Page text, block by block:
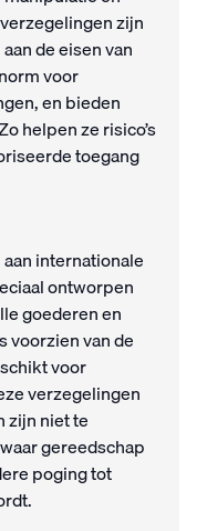
zijn
de eisen van
voor
en bieden
helpen ze risico’s
toegang
internationale
ontworpen
goederen en
voorzien van de
voor
verzegelingen
zijn niet te
gereedschap
poging tot